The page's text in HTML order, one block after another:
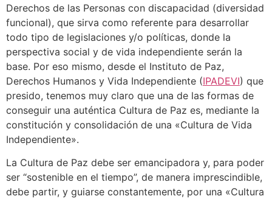
Derechos de las Personas con discapacidad (diversidad
funcional), que sirva como referente para desarrollar
todo tipo de legislaciones y/o políticas, donde la
perspectiva social y de vida independiente serán la
base. Por eso mismo, desde el Instituto de Paz,
Derechos Humanos y Vida Independiente (IPADEVI) que
presido, tenemos muy claro que una de las formas de
conseguir una auténtica Cultura de Paz es, mediante la
constitución y consolidación de una «Cultura de Vida
Independiente».
La Cultura de Paz debe ser emancipadora y, para poder
ser “sostenible en el tiempo”, de manera imprescindible,
debe partir, y guiarse constantemente, por una «Cultura